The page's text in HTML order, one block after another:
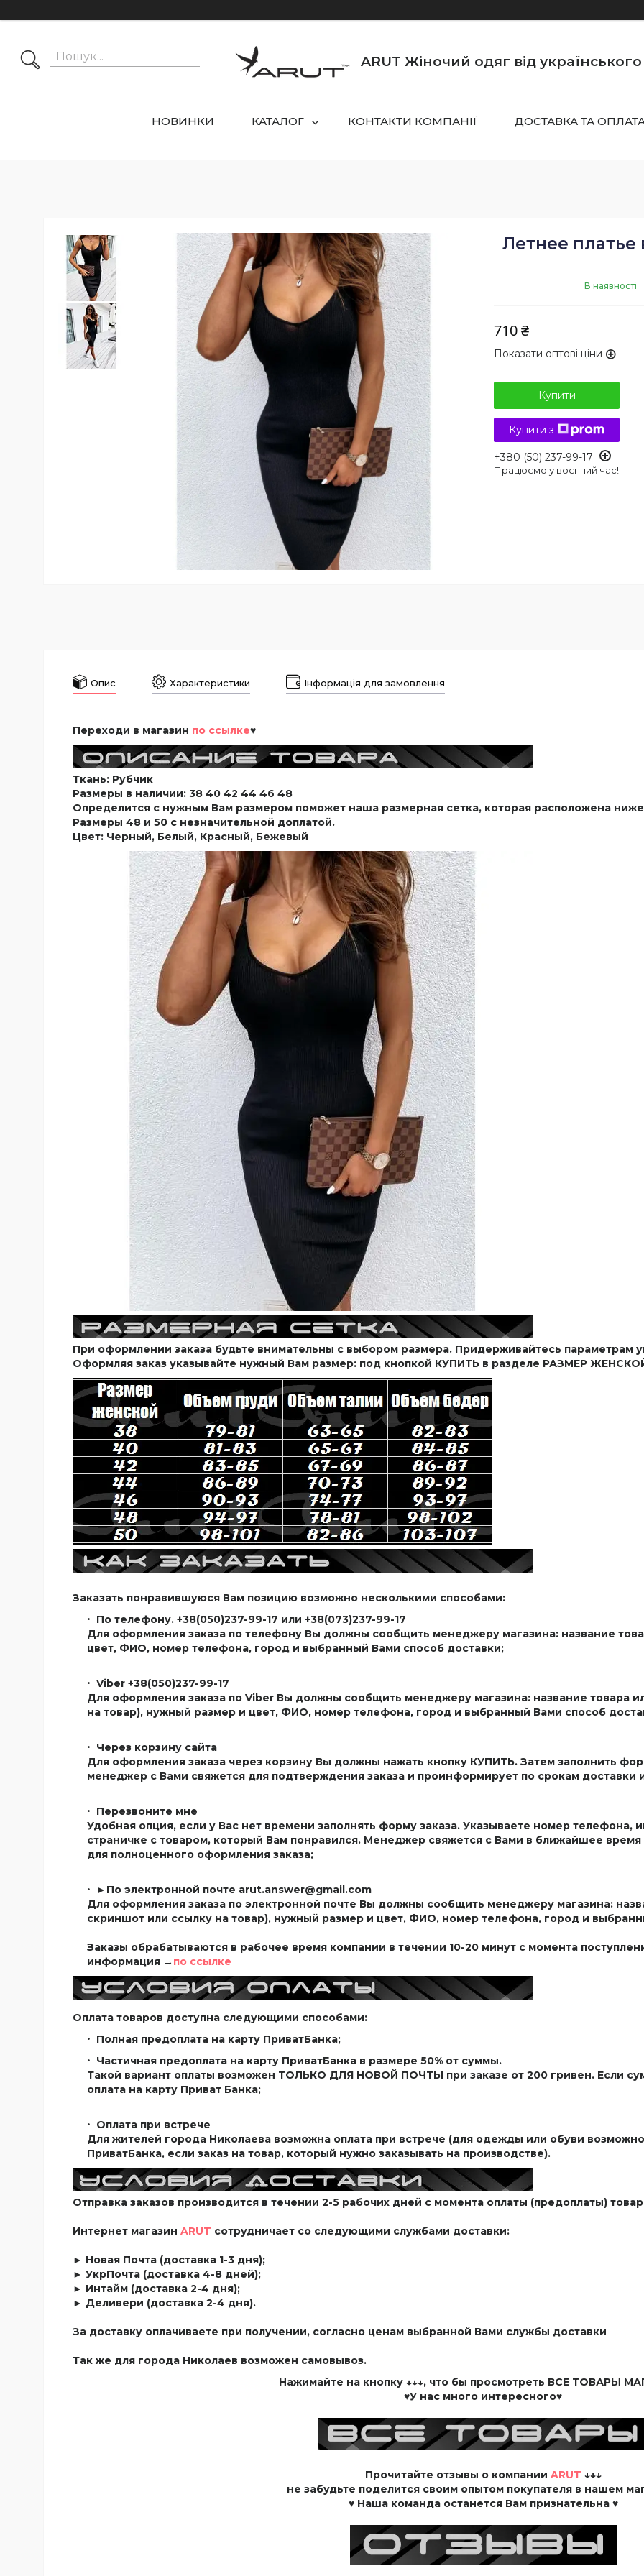
ARUT Жіночий одяг від
НОВИНКИ КАТАЛОГ КОНТАКТИ КОМПАНІЇ ДОСТАВКА ТА
Летнее платье
В наявності
710 ₴
Показати оптові ціни
Купити
Купити з
+380 (50) 237-99-17
Працюємо у воєнний час!
Опис Характеристики Інформація для замовлення
Переходи в магазин по ссылке♥
Ткань: Рубчик
Размеры в наличии: 38 40 42 44 46 48
Определится с нужным Вам размером поможет наша размерная сетка, которая расположена ниже
Размеры 48 и 50 с незначительной доплатой.
Цвет: Черный, Белый, Красный, Бежевый
При оформлении заказа будьте внимательны с выбором размера. Придерживайтесь параметрам
Оформляя заказ указывайте нужный Вам размер: под кнопкой КУПИТЬ в разделе РАЗМЕР
Заказать понравившуюся Вам позицию возможно несколькими способами:
По телефону. +38(050)237-99-17 или +38(073)237-99-17
Для оформления заказа по телефону Вы должны сообщить менеджеру магазина: название
цвет, ФИО, номер телефона, город и выбранный Вами способ доставки;
Viber +38(050)237-99-17
Для оформления заказа по Viber Вы должны сообщить менеджеру магазина: название товара
на товар), нужный размер и цвет, ФИО, номер телефона, город и выбранный Вами способ
Через корзину сайта
Для оформления заказа через корзину Вы должны нажать кнопку КУПИТЬ. Затем заполнить
менеджер с Вами свяжется для подтверждения заказа и проинформирует по срокам доставки
Перезвоните мне
Удобная опция, если у Вас нет времени заполнять форму заказа. Указываете номер телефона,
страничке с товаром, который Вам понравился. Менеджер свяжется с Вами в ближайшее
для полноценного оформления заказа;
►По электронной почте arut.answer@gmail.com
Для оформления заказа по электронной почте Вы должны сообщить менеджеру магазина:
скриншот или ссылку на товар), нужный размер и цвет, ФИО, номер телефона, город и
Заказы обрабатываются в рабочее время компании в течении 10-20 минут с момента
информация → по ссылке
Оплата товаров доступна следующими способами:
Полная предоплата на карту ПриватБанка;
Частичная предоплата на карту ПриватБанка в размере 50% от суммы.
Такой вариант оплаты возможен ТОЛЬКО ДЛЯ НОВОЙ ПОЧТЫ при заказе от 200 гривен. Если
оплата на карту Приват Банка;
Оплата при встрече
Для жителей города Николаева возможна оплата при встрече (для одежды или обуви
ПриватБанка, если заказ на товар, который нужно заказывать на производстве).
Отправка заказов производится в течении 2-5 рабочих дней с момента оплаты (предоплаты)
Интернет магазин ARUT сотрудничает со следующими службами доставки:
► Новая Почта (доставка 1-3 дня);
► УкрПочта (доставка 4-8 дней);
► Интайм (доставка 2-4 дня);
► Деливери (доставка 2-4 дня).
За доставку оплачиваете при получении, согласно ценам выбранной Вами службы доставки
Так же для города Николаев возможен самовывоз.
Нажимайте на кнопку↓↓↓, что бы просмотреть ВСЕ ТОВАРЫ
♥У нас много интересного♥
Прочитайте отзывы о компании ARUT ↓↓↓
не забудьте поделится своим опытомпокупателя в нашем
♥ Наша команда останется Вам признательна ♥